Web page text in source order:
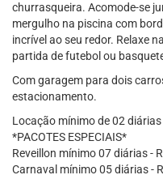
churrasqueira. Acomode-se
mergulho na piscina com
incrível ao seu redor. Relaxe
partida de futebol ou
Com garagem para dois
estacionamento.
Locação mínimo de 02 diárias
*PACOTES ESPECIAIS*
Reveillon mínimo 07 diárias -
Carnaval mínimo 05 diárias -